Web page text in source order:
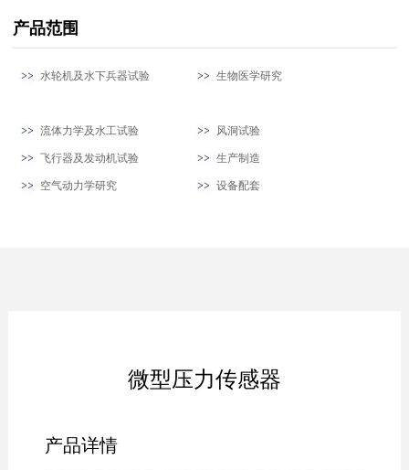
产品范围
水轮机及水下兵器试验 生物医学研究
流体力学及水工试验 风洞试验
飞行器及发动机试验 生产制造
空气动力学研究 设备配套
微型压力传感器
产品详情